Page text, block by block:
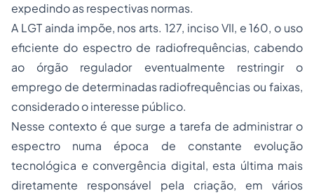
expedindo as respectivas normas.
A LGT ainda impõe, nos arts. 127, inciso VII, e 160, o uso
eficiente do espectro de radiofrequências, cabendo
ao órgão regulador eventualmente restringir o
emprego de determinadas radiofrequências ou faixas,
considerado o interesse público.
Nesse contexto é que surge a tarefa de administrar o
espectro numa época de constante evolução
tecnológica e convergência digital, esta última mais
diretamente responsável pela criação, em vários